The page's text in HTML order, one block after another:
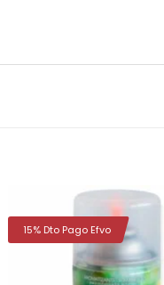
15% Dto Pago Efvo